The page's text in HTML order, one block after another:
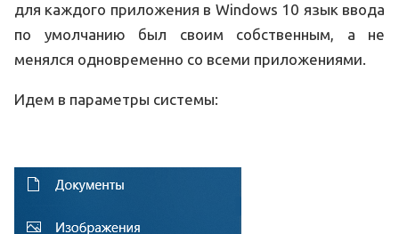
для каждого приложения в Windows 10 язык ввода
по умолчанию был своим собственным, а не
менялся одновременно со всеми приложениями.
Идем в параметры системы: